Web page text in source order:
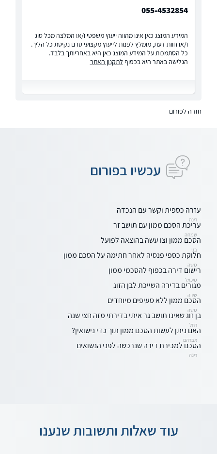
055-4532854
המידע המוצג כאן אינו מהווה ייעוץ משפטי ו/או המלצה מכל סוג
ו/או חוות דעת, מומלץ לפנות לייעוץ מקצועי טרם נקיטת כל הליך.
כל הסתמכות על המידע המוצג כאן היא באחריותך בלבד.
הגלישה באתר היא בכפוף לתקנון האתר
חזרה לפורום
עכשיו בפורום
עזרה כספית וקשר עם הנכדה
רינה
עריכת הסכם ממון עם תושב זר
שמחה
הסכם ממון וצו עשה בהוצאה לפועל
בני
חלוקת כספי פנסיה לאחר חתימה על הסכם ממון
משה
רישום דירה בכפוף להסכמי ממון
מיכאל
מגורים בדירה השייכת לבן הזוג
שירה
הסכם ממון ללא סעיפים מיוחדים
משה
בן זוג שאינו תושב גר איתי בדירתי מזה חצי שנה
רחל
האם ניתן לעשות הסכם ממון תוך כדי נישואין?
אברהם
הסכם למכירת דירה שנרכשה לפני הנשואים
רינה
עוד שאלות ותשובות שנענו